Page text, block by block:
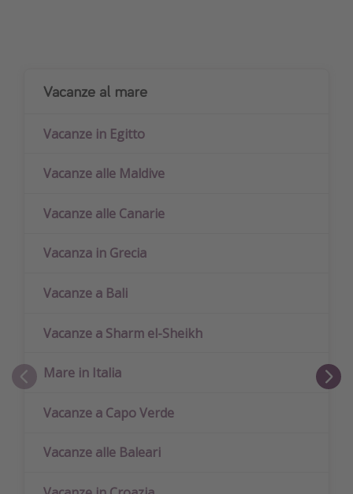
Vacanze al mare
Vacanze in Egitto
Vacanze alle Maldive
Vacanze alle Canarie
Vacanza in Grecia
Vacanze a Bali
Vacanze a Sharm el-Sheikh
Mare in Italia
Vacanze a Capo Verde
Vacanze alle Baleari